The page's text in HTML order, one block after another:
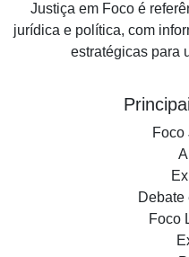
Justiça em Foco é
jurídica e política, com
estratégicas para
Foco
Debate
Foco